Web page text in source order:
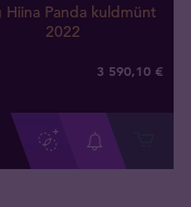
Hiina Panda kuldmünt
2022
3 590,10 €